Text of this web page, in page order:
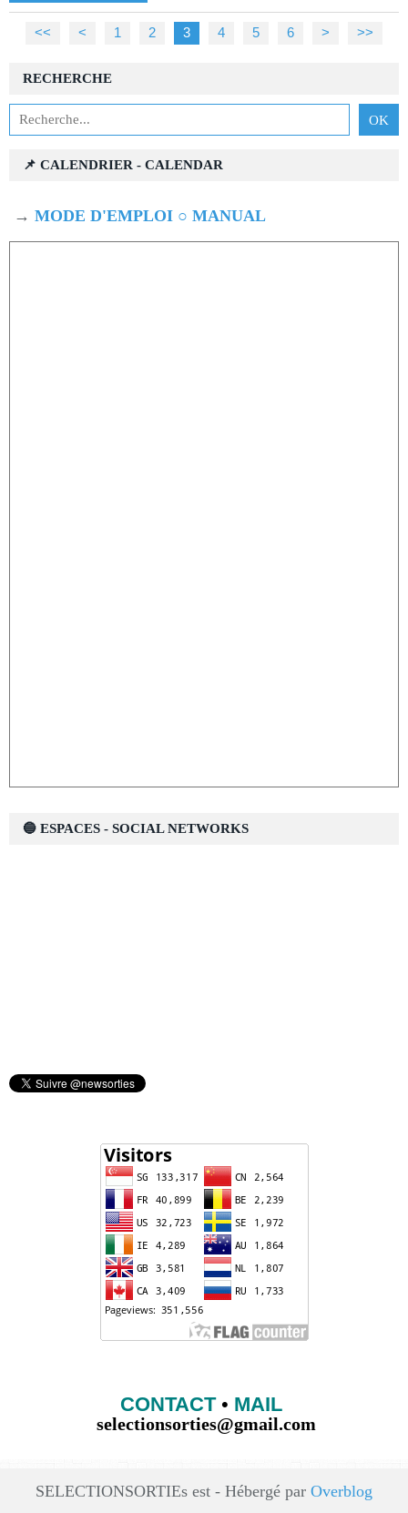
<< < 1 2 3 4 5 6 > >>
RECHERCHE
📌 CALENDRIER - CALENDAR
→ MODE D'EMPLOI ○ MANUAL
🔵 ESPACES - SOCIAL NETWORKS
CONTACT• MAIL
selectionsorties@gmail.com
SELECTIONSORTIEs est - Hébergé par Overblog